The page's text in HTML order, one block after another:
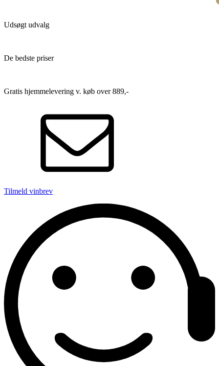
Udsøgt udvalg
De bedste priser
Gratis hjemmelevering v. køb over 889,-
Tilmeld vinbrev